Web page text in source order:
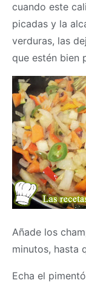
cuando este
picadas y la
verduras, las
que estén bien
Añade los
minutos, hasta
Echa el